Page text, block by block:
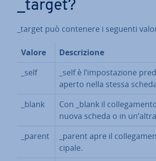
_target?
_target può contenere i seguenti
Valore
De­scri­zio­ne
_self
_self è l’im­po­sta­zio­ne
aperto nella stessa
_blank
Con _blank il
nuova scheda o in
_parent
_parent apre il
ci­pa­le.